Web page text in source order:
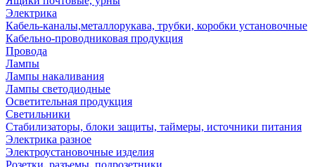
Электрика
Кабель-каналы,металлорукава, трубки, коробки установочные
Кабельно-проводниковая продукция
Провода
Лампы
Лампы накаливания
Лампы светодиодные
Осветительная продукция
Светильники
Стабилизаторы, блоки защиты, таймеры, источники питания
Электрика разное
Электроустановочные изделия
Розетки, разъемы, подрозетники